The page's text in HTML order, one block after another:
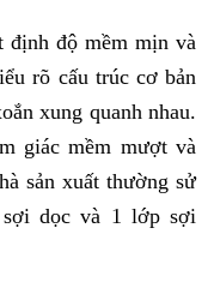
định độ mềm mịn và
rõ cấu trúc cơ bản
xung quanh nhau.
giác mềm mượt và
sản xuất thường sử
dọc và 1 lớp sợi